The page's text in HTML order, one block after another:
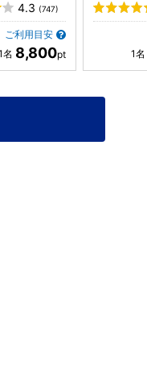
4.3 (747)
ご利用目安
8,800